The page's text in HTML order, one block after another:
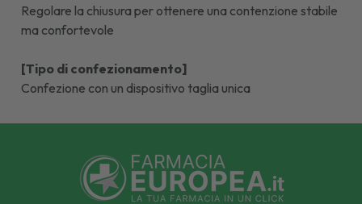
Regolare la chiusura per ottenere una contenzione stabile
ma confortevole
[Tipo di confezionamento]
Confezione con un dispositivo taglia unica